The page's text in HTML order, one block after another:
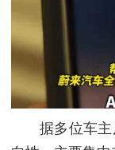
据多位车